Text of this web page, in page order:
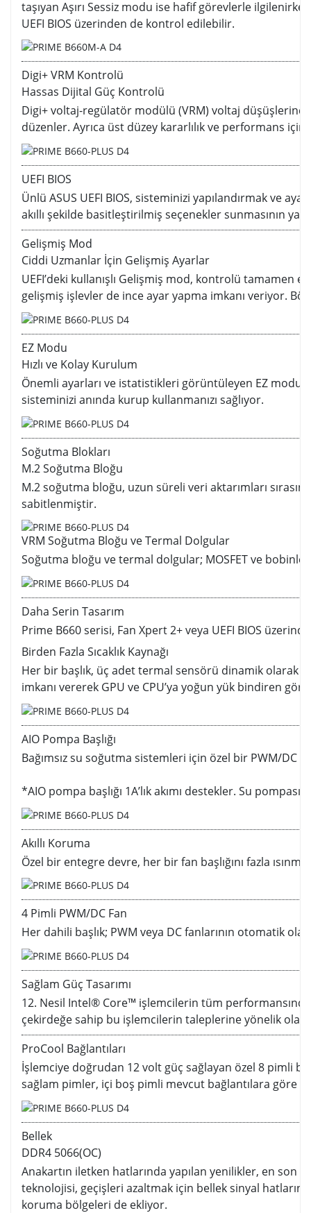
taşıyan Aşırı Sessiz modu ise hafif görevlerle
UEFI BIOS üzerinden de kontrol edilebilir.
Digi+ VRM Kontrolü
Hassas Dijital Güç Kontrolü
Digi+ voltaj-regülatör modülü (VRM) voltaj
düzenler. Ayrıca üst düzey kararlılık ve performans
UEFI BIOS
Ünlü ASUS UEFI BIOS, sisteminizi yapılandırmak ve
akıllı şekilde basitleştirilmiş seçenekler sunmasının
Gelişmiş Mod
Ciddi Uzmanlar İçin Gelişmiş Ayarlar
UEFI’deki kullanışlı Gelişmiş mod, kontrolü tamamen
gelişmiş işlevler de ince ayar yapma imkanı veriyor.
EZ Modu
Hızlı ve Kolay Kurulum
Önemli ayarları ve istatistikleri görüntüleyen EZ modu
sisteminizi anında kurup kullanmanızı sağlıyor.
Soğutma Blokları
M.2 Soğutma Bloğu
M.2 soğutma bloğu, uzun süreli veri aktarımları
sabitlenmiştir.
VRM Soğutma Bloğu ve Termal Dolgular
Soğutma bloğu ve termal dolgular; MOSFET ve
Daha Serin Tasarım
Prime B660 serisi, Fan Xpert 2+ veya UEFI BIOS
Birden Fazla Sıcaklık Kaynağı
Her bir başlık, üç adet termal sensörü dinamik olarak
imkanı vererek GPU ve CPU’ya yoğun yük bindiren
AIO Pompa Başlığı
Bağımsız su soğutma sistemleri için özel bir PWM/DC
*AIO pompa başlığı 1A’lık akımı destekler. Su pompası
Akıllı Koruma
Özel bir entegre devre, her bir fan başlığını fazla
4 Pimli PWM/DC Fan
Her dahili başlık; PWM veya DC fanlarının otomatik
Sağlam Güç Tasarımı
12. Nesil Intel® Core™ işlemcilerin tüm
çekirdeğe sahip bu işlemcilerin taleplerine yönelik
ProCool Bağlantıları
İşlemciye doğrudan 12 volt güç sağlayan özel 8 pimli
sağlam pimler, içi boş pimli mevcut bağlantılara göre
Bellek
DDR4 5066(OC)
Anakartın iletken hatlarında yapılan yenilikler, en son
teknolojisi, geçişleri azaltmak için bellek sinyal
koruma bölgeleri de ekliyor.